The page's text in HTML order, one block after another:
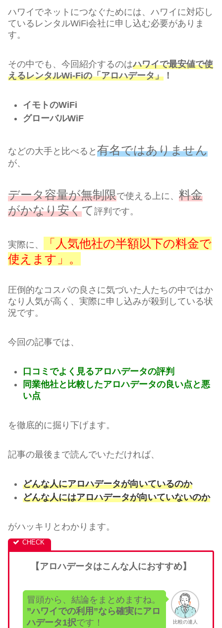
ハワイでネットにつなぐためには、ハワイに対応し
ているレンタルWiFi会社に申し込む必要がありま
す。
その中でも、今回紹介するのはハワイで最安値で使
えるレンタルWi-Fiの「アロハデータ」 ！
イモトのWiFi
グローバルWiF
などの大手と比べると 有名ではありません
が、
データ容量が無制限で使える上に、 料金
がかなり安くて 評判です。
実際に、
「人気他社の半額以下の料金で
使えます」。
圧倒的なコスパの良さに気づいた人たちの中ではか
なり人気が高く、実際に申し込みが殺到している状
況です。
今回の記事では、
口コミでよく見るアロハデータの評判
同業他社と比較したアロハデータの良い点と悪
い点
を徹底的に掘り下げます。
記事の最後まで読んでいただければ、
どんな人にアロハデータが向いているのか
どんな人にはアロハデータが向いていないのか
がハッキリとわかります。
【アロハデータはこんな人におすすめ】
比較の達人
冒頭から、結論をまとめますね。
”ハワイでの利用”なら確実にアロ
ハデータ1択です！